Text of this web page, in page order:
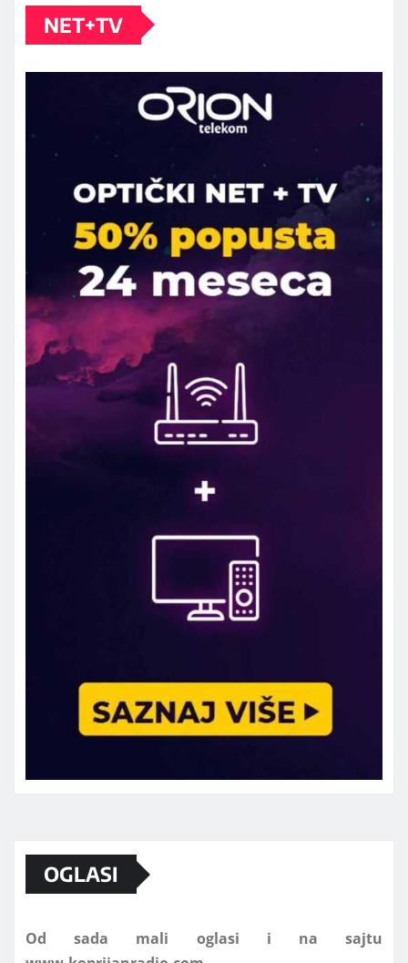
NET+TV
OGLASI
Od sada mali oglasi i na sajtu